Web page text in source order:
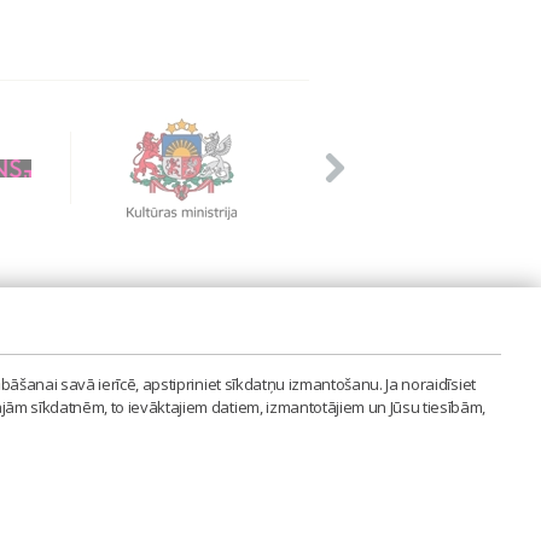
savā ierīcē, apstipriniet sīkdatņu izmantošanu. Ja noraidīsiet
sīkdatnēm, to ievāktajiem datiem, izmantotājiem un Jūsu tiesībām,